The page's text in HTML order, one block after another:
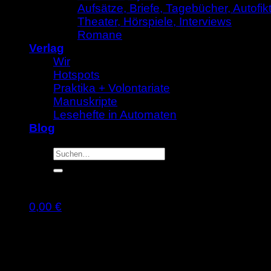
Aufsätze, Briefe, Tagebücher,
Theater, Hörspiele, Interviews
Romane
Verlag
Wir
Hotspots
Praktika + Volontariate
Manuskripte
Lesehefte in Automaten
Blog
Suche
0,00 €